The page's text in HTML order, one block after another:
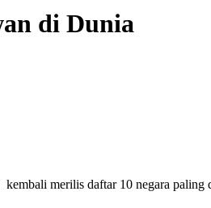
di Dunia
merilis daftar 10 negara paling